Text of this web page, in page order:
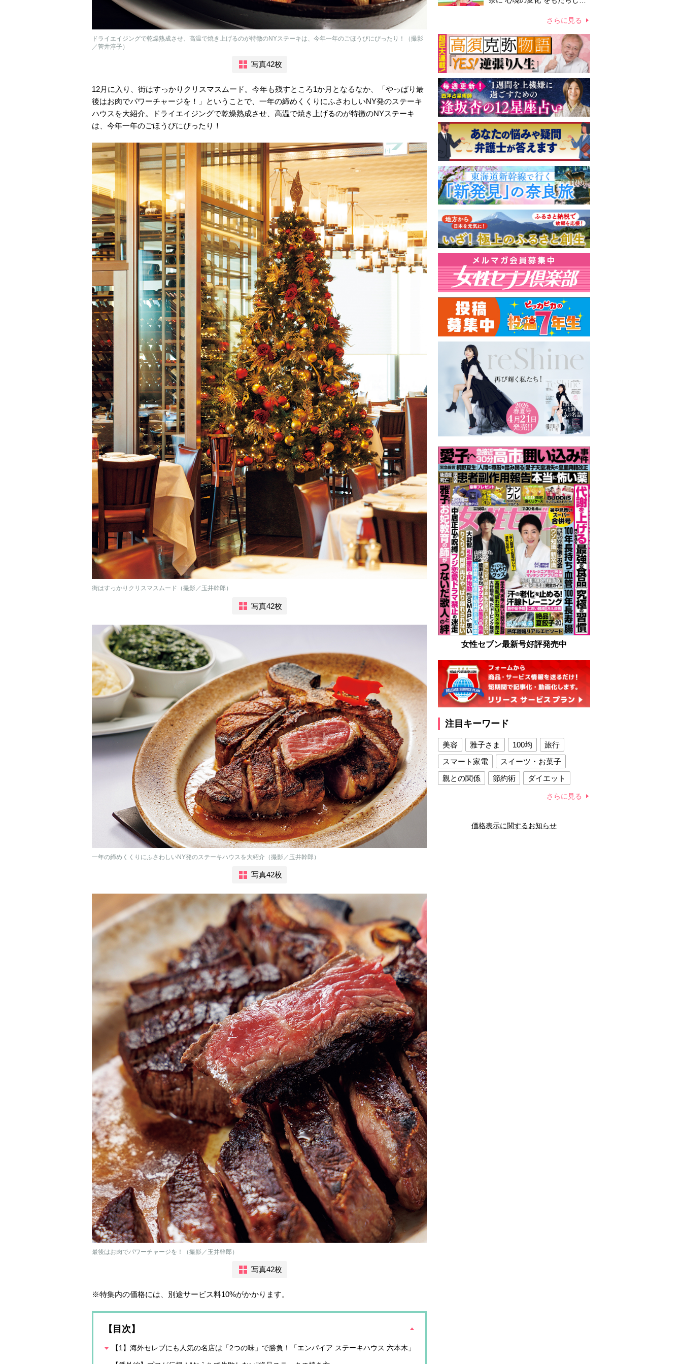
ドライエイジングで乾燥熟成させ、高温で焼き上げるのが特徴のNYステーキは、今年一年のごほうびにぴったり！（撮影
／菅井淳子）
写真42枚
12月に入り、街はすっかりクリスマスムード。今年も残すところ1か月となるなか、「やっぱり最
後はお肉でパワーチャージを！」ということで、一年の締めくくりにふさわしいNY発のステーキ
ハウスを大紹介。ドライエイジングで乾燥熟成させ、高温で焼き上げるのが特徴のNYステーキ
は、今年一年のごほうびにぴったり！
街はすっかりクリスマスムード（撮影／玉井幹郎）
写真42枚
一年の締めくくりにふさわしいNY発のステーキハウスを大紹介（撮影／玉井幹郎）
写真42枚
最後はお肉でパワーチャージを！（撮影／玉井幹郎）
写真42枚
※特集内の価格には、別途サービス料10%がかかります。
【目次】
【1】海外セレブにも人気の名店は「2つの味」で勝負！「エンパイア ステーキハウス 六本木」
って「がんに蝕まれる母」を演
さらに見る
女性セブン最新号好評発売中
注目キーワード
美容 雅子さま 100均
旅行
スマート家電
スイーツ・お菓子
親との関係
節約術
ダイエット
夫との関係
新津春子 どか食い
さらに見る
価格表示に関するお知らせ